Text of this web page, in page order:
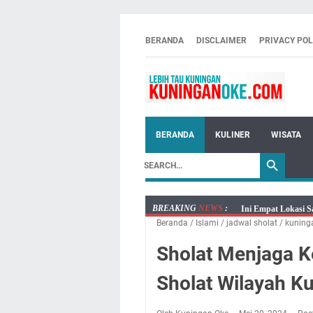
BERANDA DISCLAIMER PRIVACY
BERANDA KULINER WISATA
BREAKING NEWS :
Ini Empat Lokasi
Jumat 7 Agustus
Embun Pagi
Tetap Berjalan
Salat Lima Waktu
Menenangkan, Ini
Beranda / Islami / jadwal sholat /
Sholat Menjaga
Sholat Wilayah